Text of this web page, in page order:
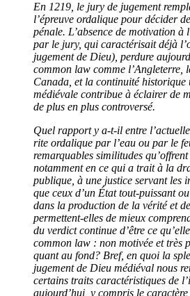
En 1219, le jury de jugement
l’épreuve ordalique pour décider
pénale. L’absence de motivation à
par le jury, qui caractérisait déjà
jugement de Dieu), perdure
common law comme l’Angleterre,
Canada, et la continuité historique
médiévale contribue à éclairer de
de plus en plus controversé.
Quel rapport y a-t-il entre
rite ordalique par l’eau ou par le
remarquables similitudes qu’offrent
notamment en ce qui a trait à la
publique, à une justice servant les
que ceux d’un État tout-puissant
dans la production de la vérité et
permettent-elles de mieux
du verdict continue d’être ce
common law : non motivée et très
quant au fond? Bref, en quoi la
jugement de Dieu médiéval nous
certains traits caractéristiques de
aujourd’hui, y compris le caractère